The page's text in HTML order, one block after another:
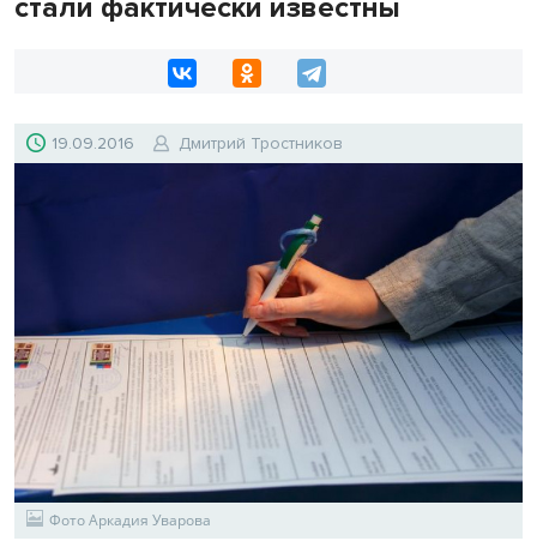
стали фактически известны
19.09.2016 Дмитрий Тростников
Фото Аркадия Уварова